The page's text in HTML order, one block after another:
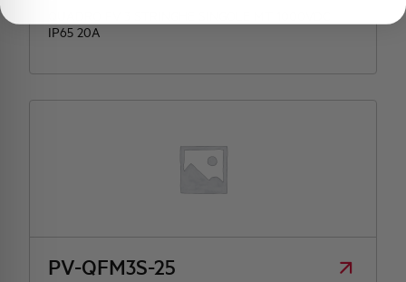
IP65 20A
PV-QFM3S-25